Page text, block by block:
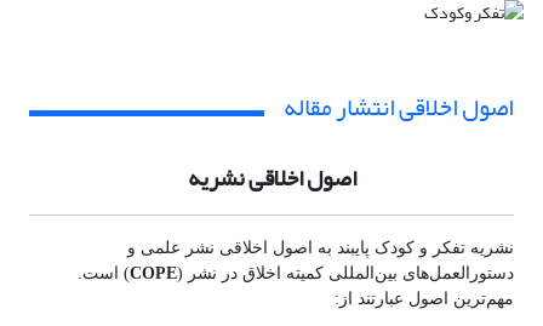
اصول اخلاقی انتشار مقاله
اصول اخلاقی نشریه
نشریه تفکر و کودک پایبند به اصول اخلاقی نشر علمی و
دستورالعمل‌های بین‌المللی کمیته اخلاق در نشر (COPE) است.
مهم‌ترین اصول عبارتند از: